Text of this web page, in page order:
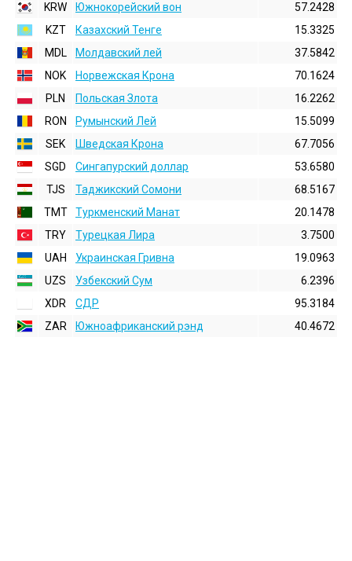
KRW
Южнокорейский вон
57.2428
KZT
Казахский Тенге
15.3325
MDL
Молдавский лей
37.5842
NOK
Норвежская Крона
70.1624
PLN
Польская Злота
16.2262
RON
Румынский Лей
15.5099
SEK
Шведская Крона
67.7056
SGD
Сингапурский доллар
53.6580
TJS
Таджикский Сомони
68.5167
TMT
Туркменский Манат
20.1478
TRY
Турецкая Лира
3.7500
UAH
Украинская Гривна
19.0963
UZS
Узбекский Сум
6.2396
XDR
СДР
95.3184
ZAR
Южноафриканский рэнд 40.4672